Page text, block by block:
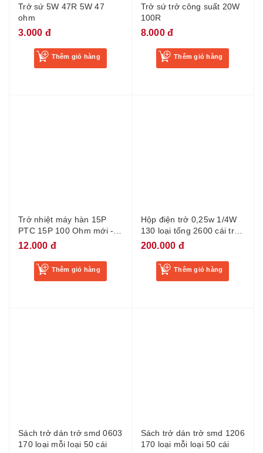
Trở sứ 5W 47R 5W 47
ohm
3.000 đ
Thêm giỏ hàng
Trở sứ trở công suất 20W
100R
8.000 đ
Thêm giỏ hàng
Trở nhiệt máy hàn 15P
PTC 15P 100 Ohm mới -
BF3
12.000 đ
Thêm giỏ hàng
Hộp điện trở 0,25w 1/4W
130 loại tổng 2600 cái trở
1/4W 5 vòng màu sai số
200.000 đ
Thêm giỏ hàng
Sách trở dán trở smd 0603
170 loại mỗi loại 50 cái
Sách trở dán trở smd 1206
170 loại mỗi loại 50 cái